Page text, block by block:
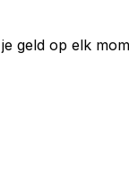
geld op elk